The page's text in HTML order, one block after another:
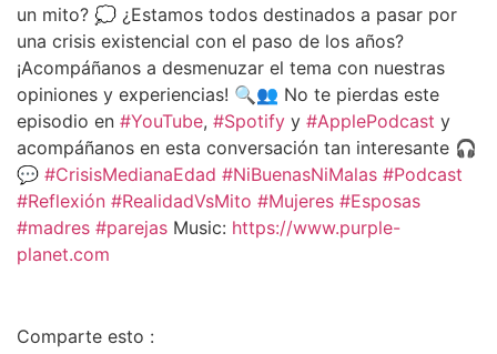
un mito? 💭 ¿Estamos todos destinados a pasar por
una crisis existencial con el paso de los años?
¡Acompáñanos a desmenuzar el tema con nuestras
opiniones y experiencias! 🔍👥 No te pierdas este
episodio en #YouTube, #Spotify y #ApplePodcast y
acompáñanos en esta conversación tan interesante 🎧
💬 #CrisisMedianaEdad #NiBuenasNiMalas #Podcast
#Reflexión #RealidadVsMito #Mujeres #Esposas
#madres #parejas Music: https://www.purple-
planet.com
Comparte esto :